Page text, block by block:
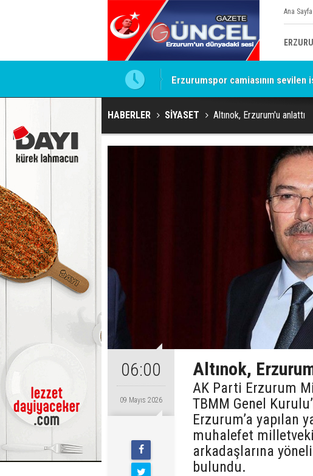
Ana Sayfa
Erzurumspor camiasının
HABERLER SİYASET Altınok, Erzurum'u anlattı
06:00
09 Mayıs 2026
Altınok,
AK Parti Erzurum
TBMM Genel
Erzurum’a yapılan
muhalefet
arkadaşlarına
bulundu.